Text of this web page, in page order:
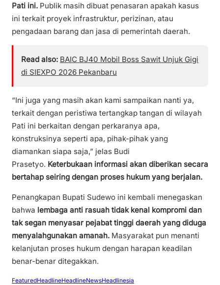
Pati ini. Publik masih dibuat penasaran apakah kasus
ini terkait proyek infrastruktur, perizinan, atau
pengadaan barang dan jasa di pemerintah daerah.
Read also: BAIC BJ40 Mobil Boss Sawit Unjuk Gigi
di SIEXPO 2026 Pekanbaru
“Ini juga yang masih akan kami sampaikan nanti ya,
terkait dengan peristiwa tertangkap tangan di wilayah
Pati ini berkaitan dengan perkaranya apa,
konstruksinya seperti apa, pihak-pihak yang
diamankan siapa saja,” jelas Budi
Prasetyo. Keterbukaan informasi akan diberikan secara
bertahap seiring dengan proses hukum yang berjalan.
Penangkapan Bupati Sudewo ini kembali menegaskan
bahwa lembaga anti rasuah tidak kenal kompromi dan
tak segan menyasar pejabat tinggi daerah yang diduga
menyalahgunakan amanah. Masyarakat pun menanti
kelanjutan proses hukum dengan harapan keadilan
benar-benar ditegakkan.
FeaturedHeadlineHeadlineNewsHeadlinesia